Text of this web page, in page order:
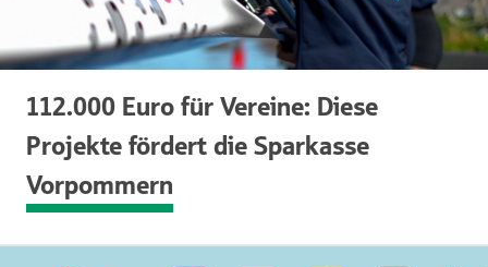
112.000 Euro für Vereine: Diese
Projekte fördert die Sparkasse
Vorpommern